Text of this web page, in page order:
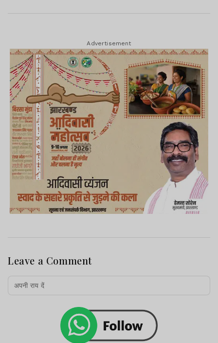
Advertisement
Leave a Comment